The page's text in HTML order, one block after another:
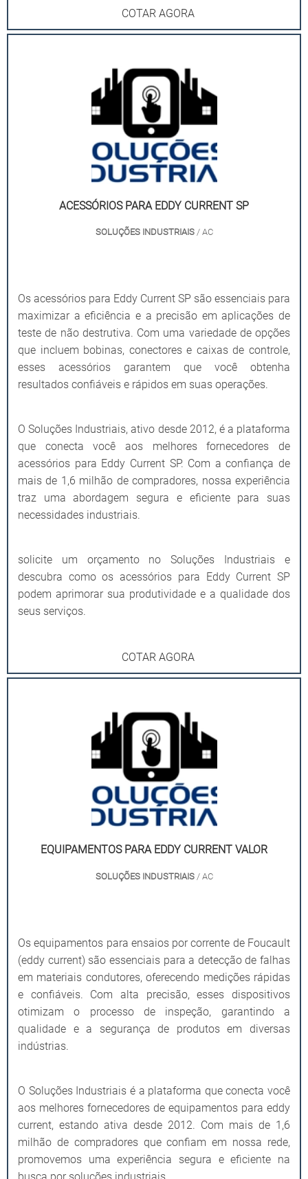
COTAR AGORA
ACESSÓRIOS PARA EDDY CURRENT SP
SOLUÇÕES INDUSTRIAIS/ AC
Os acessórios para Eddy Current SP são essenciais para
maximizar a eficiência e a precisão em aplicações de
teste de não destrutiva. Com uma variedade de opções
que incluem bobinas, conectores e caixas de controle,
esses acessórios garantem que você obtenha
resultados confiáveis e rápidos em suas operações.
O Soluções Industriais, ativo desde 2012, é a plataforma
que conecta você aos melhores fornecedores de
acessórios para Eddy Current SP. Com a confiança de
mais de 1,6 milhão de compradores, nossa experiência
traz uma abordagem segura e eficiente para suas
necessidades industriais.
solicite um orçamento no Soluções Industriais e
descubra como os acessórios para Eddy Current SP
podem aprimorar sua produtividade e a qualidade dos
seus serviços.
COTAR AGORA
EQUIPAMENTOS PARA EDDY CURRENT VALOR
SOLUÇÕES INDUSTRIAIS/ AC
Os equipamentos para ensaios por corrente de Foucault
(eddy current) são essenciais para a detecção de falhas
em materiais condutores, oferecendo medições rápidas
e confiáveis. Com alta precisão, esses dispositivos
otimizam o processo de inspeção, garantindo a
qualidade e a segurança de produtos em diversas
indústrias.
O Soluções Industriais é a plataforma que conecta você
aos melhores fornecedores de equipamentos para eddy
current, estando ativa desde 2012. Com mais de 1,6
milhão de compradores que confiam em nossa rede,
promovemos uma experiência segura e eficiente na
busca por soluções industriais.